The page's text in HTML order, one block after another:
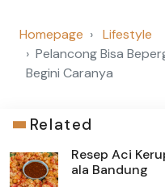
Homepage
Lifestyle
Pelancong Bisa
Begini Caranya
Related
Resep Aci
ala Bandung